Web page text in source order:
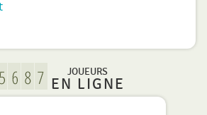
JOUEURS
EN LIGNE